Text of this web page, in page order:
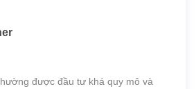
được đầu tư khá quy mô và